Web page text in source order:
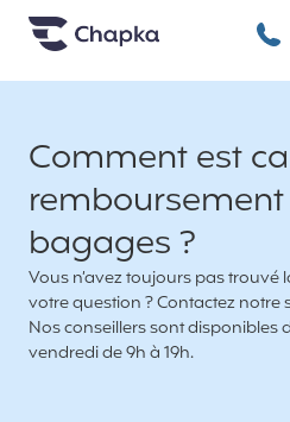
Chapka +33
Comment est
bagages ?
Vous n’avez toujours pas trouvé
votre question ? Contactez notre
Nos conseillers sont disponibles
vendredi de 9h à 19h.